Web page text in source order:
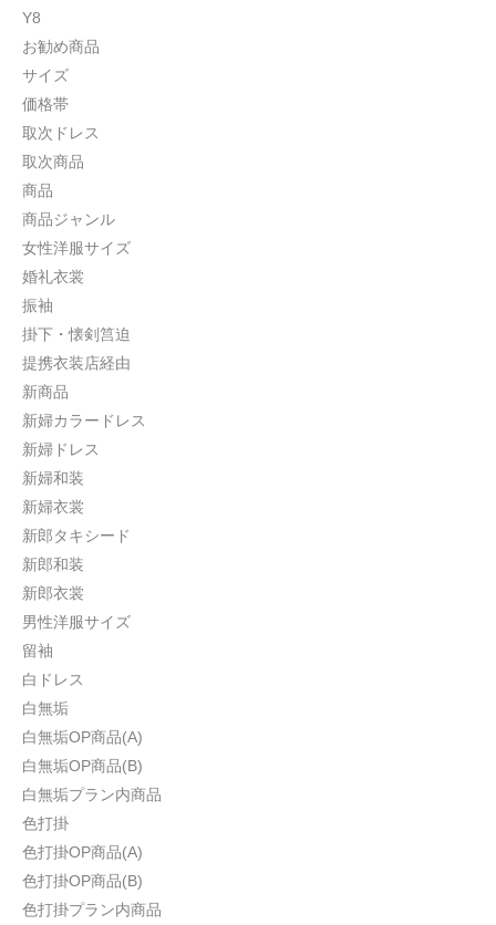
Y8
お勧め商品
サイズ
価格帯
取次ドレス
取次商品
商品
商品ジャンル
女性洋服サイズ
婚礼衣裳
振袖
掛下・懐剣筥迫
提携衣装店経由
新商品
新婦カラードレス
新婦ドレス
新婦和装
新婦衣裳
新郎タキシード
新郎和装
新郎衣裳
男性洋服サイズ
留袖
白ドレス
白無垢
白無垢OP商品(A)
白無垢OP商品(B)
白無垢プラン内商品
色打掛
色打掛OP商品(A)
色打掛OP商品(B)
色打掛プラン内商品